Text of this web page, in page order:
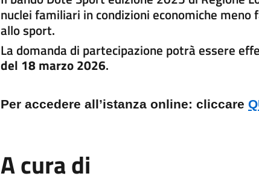
nuclei familiari in condizioni economiche
allo sport.
La domanda di partecipazione potrà essere
del 18 marzo 2026.
Per accedere all’istanza online: cliccare
A cura di